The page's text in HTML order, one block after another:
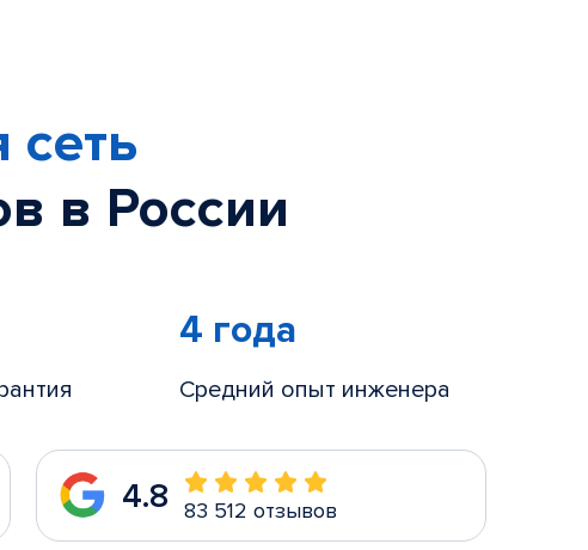
в России
4 года
Средний опыт инженера
4.8 83 512 отзывов